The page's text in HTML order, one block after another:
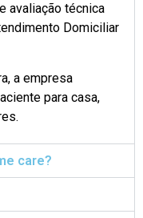
avaliação técnica
Domiciliar
a empresa
para casa,
care?